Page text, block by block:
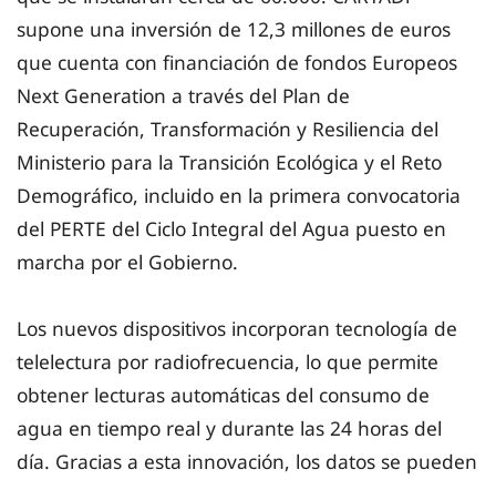
supone una inversión de 12,3 millones de euros
que cuenta con financiación de fondos Europeos
Next Generation a través del Plan de
Recuperación, Transformación y Resiliencia del
Ministerio para la Transición Ecológica y el Reto
Demográfico, incluido en la primera convocatoria
del PERTE del Ciclo Integral del Agua puesto en
marcha por el Gobierno.
Los nuevos dispositivos incorporan tecnología de
telelectura por radiofrecuencia, lo que permite
obtener lecturas automáticas del consumo de
agua en tiempo real y durante las 24 horas del
día. Gracias a esta innovación, los datos se pueden